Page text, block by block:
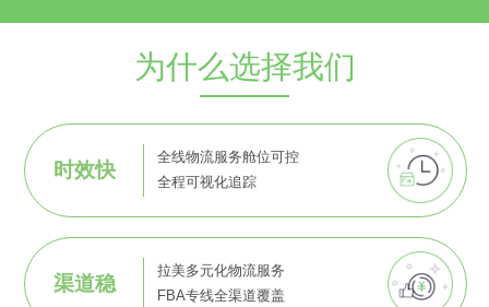
为什么选择我们
时效快
全线物流服务舱位可控
全程可视化追踪
渠道稳
拉美多元化物流服务
FBA专线全渠道覆盖